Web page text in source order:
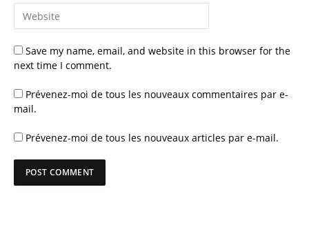
Save my name, email, and website in this browser for the
next time I comment.
Prévenez-moi de tous les nouveaux commentaires par e-
mail.
Prévenez-moi de tous les nouveaux articles par e-mail.